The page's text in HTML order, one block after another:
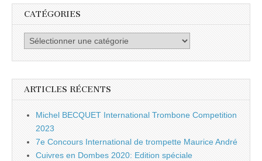
CATÉGORIES
Catégories
ARTICLES RÉCENTS
Michel BECQUET International Trombone Competition
2023
7e Concours International de trompette Maurice André
Cuivres en Dombes 2020: Edition spéciale